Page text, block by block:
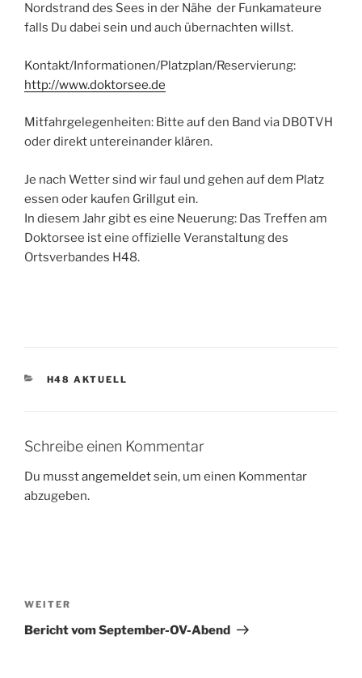
Nordstrand des Sees in der Nähe der Funkamateure
falls Du dabei sein und auch übernachten willst.
Kontakt/Informationen/Platzplan/Reservierung:
http://www.doktorsee.de
Mitfahrgelegenheiten: Bitte auf den Band via DB0TVH
oder direkt untereinander klären.
Je nach Wetter sind wir faul und gehen auf dem Platz
essen oder kaufen Grillgut ein.
In diesem Jahr gibt es eine Neuerung: Das Treffen am
Doktorsee ist eine offizielle Veranstaltung des
Ortsverbandes H48.
KATEGORIEN
H48 AKTUELL
Schreibe einen Kommentar
Du musstangemeldetsein, um einen Kommentar
abzugeben.
Navigation
Nächster
Beitrag
WEITER
Bericht vom September-OV-Abend